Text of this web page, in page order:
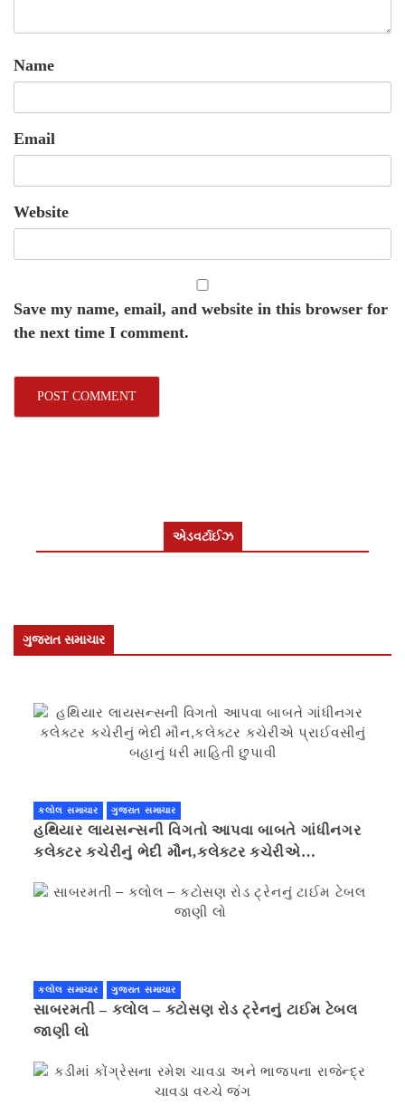
Name
Email
Website
Save my name, email, and website in this browser for
the next time I comment.
એડવર્ટાઈઝ
ગુજરાત સમાચાર
કલોલ સમાચાર ગુજરાત સમાચાર
હથિયાર લાયસન્સની વિગતો આપવા બાબતે ગાંધીનગર
કલેક્ટર કચેરીનું ભેદી મૌન,કલેક્ટર કચેરીએ
કલોલ સમાચાર ગુજરાત સમાચાર
સાબરમતી – કલોલ – કટોસણ રોડ ટ્રેનનું ટાઈમ ટેબલ
જાણી લો